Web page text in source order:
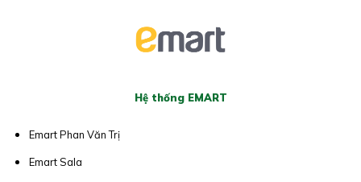
Hệ thống EMART
Emart Phan Văn Trị
Emart Sala